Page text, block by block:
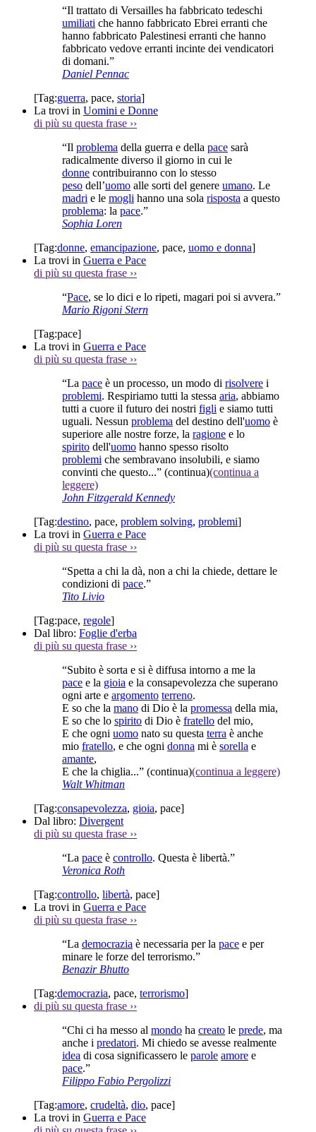
“Il trattato di Versailles ha fabbricato tedeschi
umiliati che hanno fabbricato Ebrei erranti che
hanno fabbricato Palestinesi erranti che hanno
fabbricato vedove erranti incinte dei vendicatori
di domani.”
Daniel Pennac
[Tag:guerra, pace, storia]
La trovi in Uomini e Donne
di più su questa frase ››
“Il problema della guerra e della pace sarà
radicalmente diverso il giorno in cui le
donne contribuiranno con lo stesso
peso dell’uomo alle sorti del genere umano. Le
madri e le mogli hanno una sola risposta a questo
problema: la pace.”
Sophia Loren
[Tag:donne, emancipazione, pace, uomo e donna]
La trovi in Guerra e Pace
di più su questa frase ››
“Pace, se lo dici e lo ripeti, magari poi si avvera.”
Mario Rigoni Stern
[Tag:pace]
La trovi in Guerra e Pace
di più su questa frase ››
“La pace è un processo, un modo di risolvere i
problemi. Respiriamo tutti la stessa aria, abbiamo
tutti a cuore il futuro dei nostri figli e siamo tutti
uguali. Nessun problema del destino dell'uomo è
superiore alle nostre forze, la ragione e lo
spirito dell'uomo hanno spesso risolto
problemi che sembravano insolubili, e siamo
convinti che questo...” (continua)(continua a
leggere)
John Fitzgerald Kennedy
[Tag:destino, pace, problem solving, problemi]
La trovi in Guerra e Pace
di più su questa frase ››
“Spetta a chi la dà, non a chi la chiede, dettare le
condizioni di pace.”
Tito Livio
[Tag:pace, regole]
Dal libro: Foglie d'erba
di più su questa frase ››
“Subito è sorta e si è diffusa intorno a me la
pace e la gioia e la consapevolezza che superano
ogni arte e argomento terreno.
E so che la mano di Dio è la promessa della mia,
E so che lo spirito di Dio è fratello del mio,
E che ogni uomo nato su questa terra è anche
mio fratello, e che ogni donna mi è sorella e
amante,
E che la chiglia...” (continua)(continua a leggere)
Walt Whitman
[Tag:consapevolezza, gioia, pace]
Dal libro: Divergent
di più su questa frase ››
“La pace è controllo. Questa è libertà.”
Veronica Roth
[Tag:controllo, libertà, pace]
La trovi in Guerra e Pace
di più su questa frase ››
“La democrazia è necessaria per la pace e per
minare le forze del terrorismo.”
Benazir Bhutto
[Tag:democrazia, pace, terrorismo]
di più su questa frase ››
“Chi ci ha messo al mondo ha creato le prede, ma
anche i predatori. Mi chiedo se avesse realmente
idea di cosa significassero le parole amore e
pace.”
Filippo Fabio Pergolizzi
[Tag:amore, crudeltà, dio, pace]
La trovi in Guerra e Pace